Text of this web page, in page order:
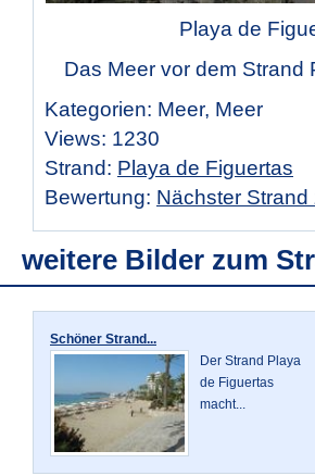
Playa de
Das Meer vor dem Strand
Kategorien: Meer, Meer
Views: 1230
Strand: Playa de Figuertas
Bewertung: Nächster Strand
weitere Bilder zum
Schöner Strand...
Der Strand Playa
de Figuertas
macht...